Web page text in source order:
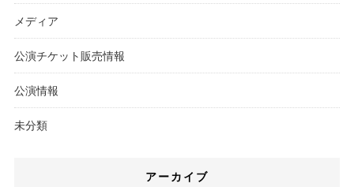
メディア
公演チケット販売情報
公演情報
未分類
アーカイブ